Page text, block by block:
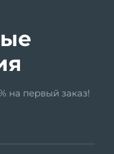
на первый заказ!